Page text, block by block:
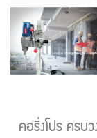
คอริ่งโปร ครบว